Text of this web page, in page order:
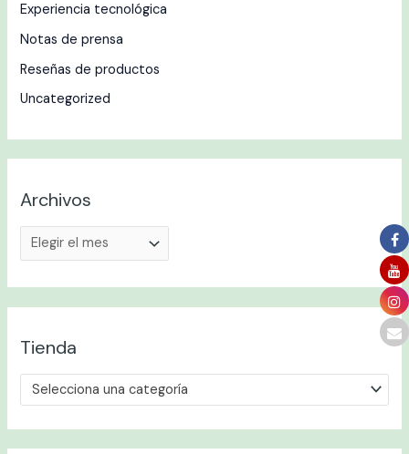
p
o
r
:
Experiencia tecnológica
Notas de prensa
Reseñas de productos
Uncategorized
Archivos
Tienda
Selecciona una categoría